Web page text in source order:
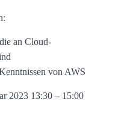
an Cloud-
von AWS
2023 13:30 – 15:00